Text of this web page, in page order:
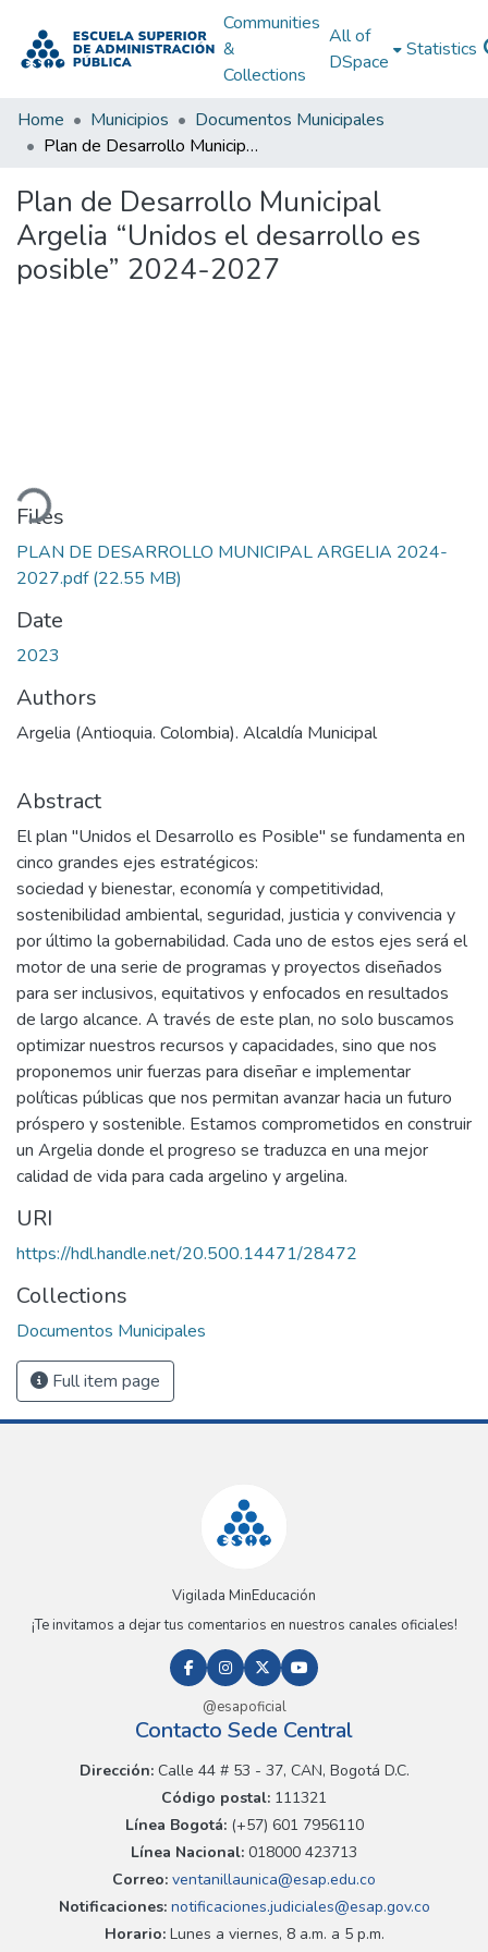
Communities
&
Collections
All of
DSpace
Statistics
Home Municipios
Documentos Municipales
Plan de Desarrollo Municipal Argelia “Unidos el desarrollo es posible” 2024-2027
Plan de Desarrollo Municipal
Argelia “Unidos el desarrollo es
posible” 2024-2027
Files
PLAN DE DESARROLLO MUNICIPAL ARGELIA 2024-
2027.pdf(22.55 MB)
Date
2023
Authors
Argelia (Antioquia. Colombia). Alcaldía Municipal
Abstract
El plan "Unidos el Desarrollo es Posible" se fundamenta en
cinco grandes ejes estratégicos:
sociedad y bienestar, economía y competitividad,
sostenibilidad ambiental, seguridad, justicia y convivencia y
por último la gobernabilidad. Cada uno de estos ejes será el
motor de una serie de programas y proyectos diseñados
para ser inclusivos, equitativos y enfocados en resultados
de largo alcance. A través de este plan, no solo buscamos
optimizar nuestros recursos y capacidades, sino que nos
proponemos unir fuerzas para diseñar e implementar
políticas públicas que nos permitan avanzar hacia un futuro
próspero y sostenible. Estamos comprometidos en construir
un Argelia donde el progreso se traduzca en una mejor
calidad de vida para cada argelino y argelina.
URI
https://hdl.handle.net/20.500.14471/28472
Collections
Documentos Municipales
Full item page
Vigilada MinEducación
¡Te invitamos a dejar tus comentarios en nuestros canales oficiales!
@esapoficial
Contacto Sede Central
Dirección:Calle 44 # 53 - 37, CAN, Bogotá D.C.
Código postal: 111321
Línea Bogotá:(+57) 601 7956110
Línea Nacional: 018000 423713
Correo: ventanillaunica@esap.edu.co
Notificaciones:notificaciones.judiciales@esap.gov.co
Horario:Lunes a viernes, 8 a.m. a 5 p.m.